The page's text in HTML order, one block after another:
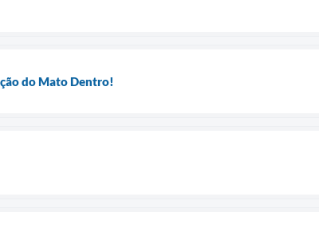
do Mato Dentro!